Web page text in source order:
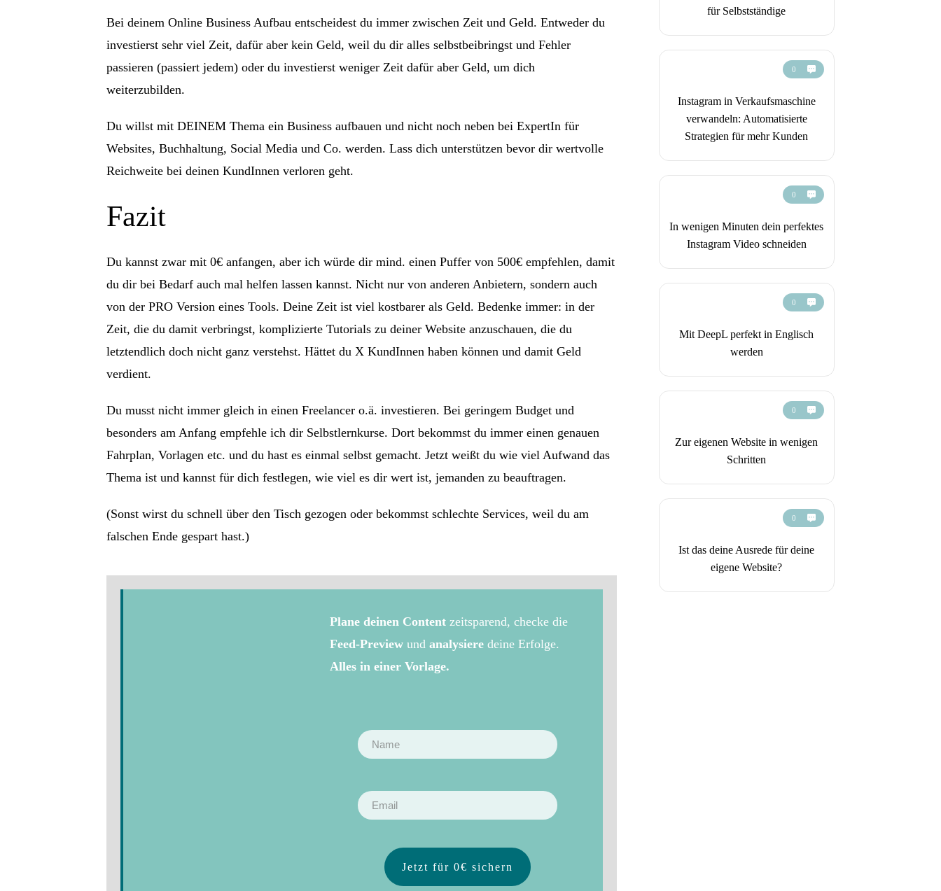
Bei deinem Online Business Aufbau entscheidest du immer zwischen Zeit und Geld. Entweder du
investierst sehr viel Zeit, dafür aber kein Geld, weil du dir alles selbstbeibringst und Fehler
passieren (passiert jedem) oder du investierst weniger Zeit dafür aber Geld, um dich
weiterzubilden.
Du willst mit DEINEM Thema ein Business aufbauen und nicht noch neben bei ExpertIn für
Websites, Buchhaltung, Social Media und Co. werden. Lass dich unterstützen bevor dir wertvolle
Reichweite bei deinen KundInnen verloren geht.
Fazit
Du kannst zwar mit 0€ anfangen, aber ich würde dir mind. einen Puffer von 500€ empfehlen, damit
du dir bei Bedarf auch mal helfen lassen kannst. Nicht nur von anderen Anbietern, sondern auch
von der PRO Version eines Tools. Deine Zeit ist viel kostbarer als Geld. Bedenke immer: in der
Zeit, die du damit verbringst, komplizierte Tutorials zu deiner Website anzuschauen, die du
letztendlich doch nicht ganz verstehst. Hättet du X KundInnen haben können und damit Geld
verdient.
Du musst nicht immer gleich in einen Freelancer o.ä. investieren. Bei geringem Budget und
besonders am Anfang empfehle ich dir Selbstlernkurse. Dort bekommst du immer einen genauen
Fahrplan, Vorlagen etc. und du hast es einmal selbst gemacht. Jetzt weißt du wie viel Aufwand das
Thema ist und kannst für dich festlegen, wie viel es dir wert ist, jemanden zu beauftragen.
(Sonst wirst du schnell über den Tisch gezogen oder bekommst schlechte Services, weil du am
falschen Ende gespart hast.)
Plane deinen Contentzeitsparend, checke die
Feed-Previewund analysieredeine Erfolge.
Alles in einer Vorlage.
Jetzt für 0€ sichern
für Selbstständige
0
Instagram in Verkaufsmaschine
verwandeln: Automatisierte
Strategien für mehr Kunden
0
In wenigen Minuten dein perfektes
Instagram Video schneiden
0
Mit DeepL perfekt in Englisch
werden
0
Zur eigenen Website in wenigen
Schritten
0
Ist das deine Ausrede für deine
eigene Website?